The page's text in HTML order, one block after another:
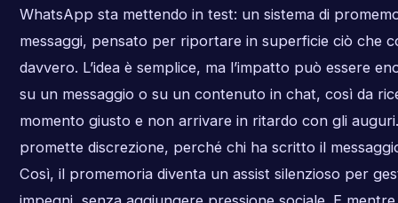
WhatsApp sta mettendo in test: un sistema di
messaggi, pensato per riportare in superficie ciò che
davvero. L’idea è semplice, ma l’impatto può essere
su un messaggio o su un contenuto in chat, così da
momento giusto e non arrivare in ritardo con gli
promette discrezione, perché chi ha scritto il
Così, il promemoria diventa un assist silenzioso per